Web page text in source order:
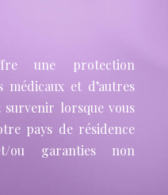
une protection
et d’autres
lorsque vous
pays de résidence
ou garanties non